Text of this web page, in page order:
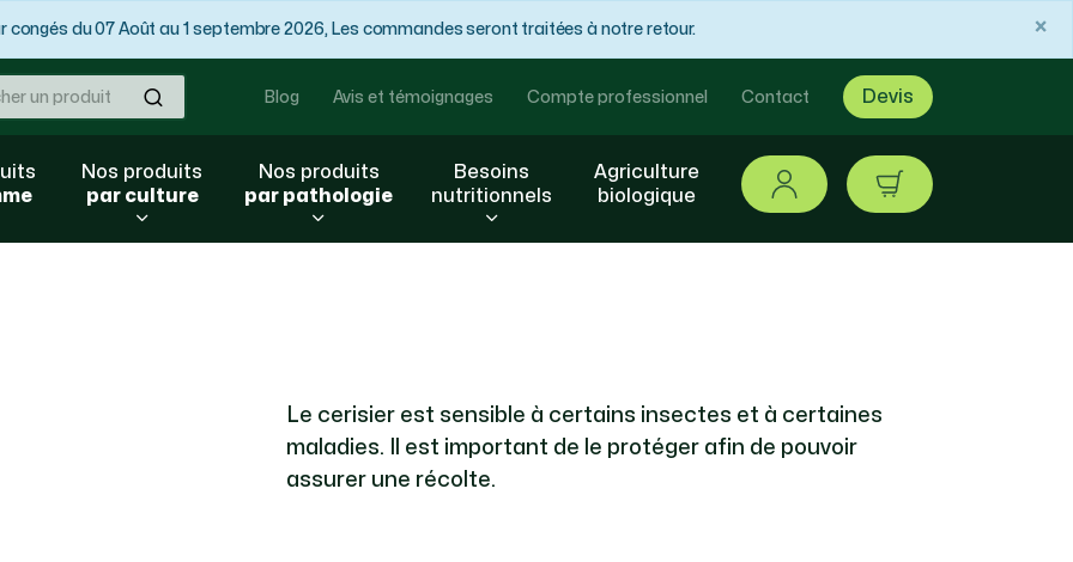
congés du 07 Août au 1 septembre 2026, Les commandes seront traitées à notre retour. ×
Blog Avis et témoignages Compte professionnel Contact Devis
Nos produits
par culture
Nos produits
par pathologie
Besoins
nutritionnels
Agriculture
biologique
Se connecterarticle / 0,00 €
Le cerisier est sensible à certains insectes et à certaines
maladies. Il est important de le protéger afin de pouvoir
assurer une récolte.